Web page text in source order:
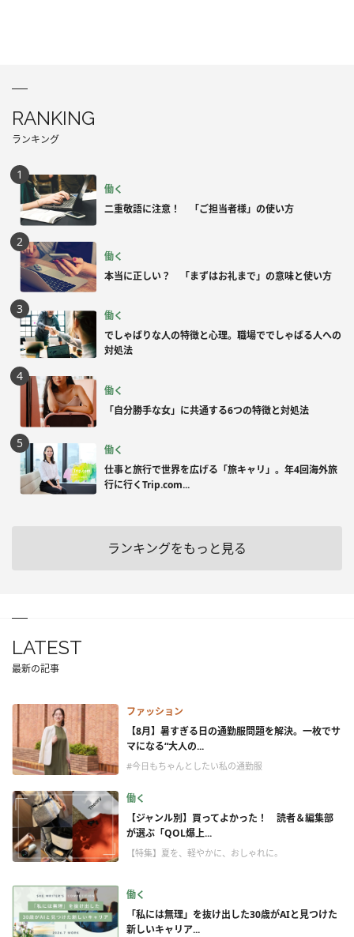
RANKING
ランキング
働く
二重敬語に注意！ 「ご担当者様」の使い方
働く
本当に正しい？ 「まずはお礼まで」の意味と使い方
働く
でしゃばりな人の特徴と心理。職場ででしゃばる人への
対処法
働く
「自分勝手な女」に共通する6つの特徴と対処法
働く
仕事と旅行で世界を広げる「旅キャリ」。年4回海外旅
行に行くTrip.com...
ランキングをもっと見る
LATEST
最新の記事
ファッション
【8月】暑すぎる日の通勤服問題を解決。一枚でサ
マになる“大人の...
#今日もちゃんとしたい私の通勤服
働く
【ジャンル別】買ってよかった！ 読者＆編集部
が選ぶ「QOL爆上...
【特集】夏を、軽やかに、おしゃれに。
働く
「私には無理」を抜け出した30歳がAIと見つけた
新しいキャリア...